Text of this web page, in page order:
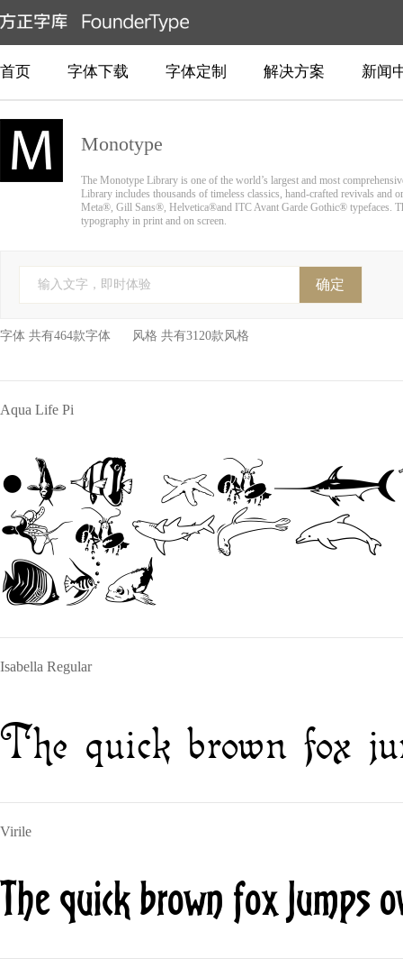
首页 字体下载 字体定制 解决方案 新闻
Monotype
The Monotype Library is one of the world’s largest and most
Library includes thousands of timeless classics, hand-crafted revivals
Meta®, Gill Sans®, Helvetica®and ITC Avant Garde Gothic® typefaces.
typography in print and on screen.
输入文字，即时体验 确定
字体 共有464款字体 风格 共有3120款风格
Aqua Life Pi
The
jumps
dog
Isabella Regular
The quick brown fox
Virile
The quick brown fox jumps